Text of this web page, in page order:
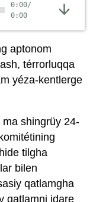
0:00/
0:00
aptonom
térrorluqqa
yéza-kentlerge
shingrüy 24-
tilgha
bilen
qatlamgha
qatlamni idare